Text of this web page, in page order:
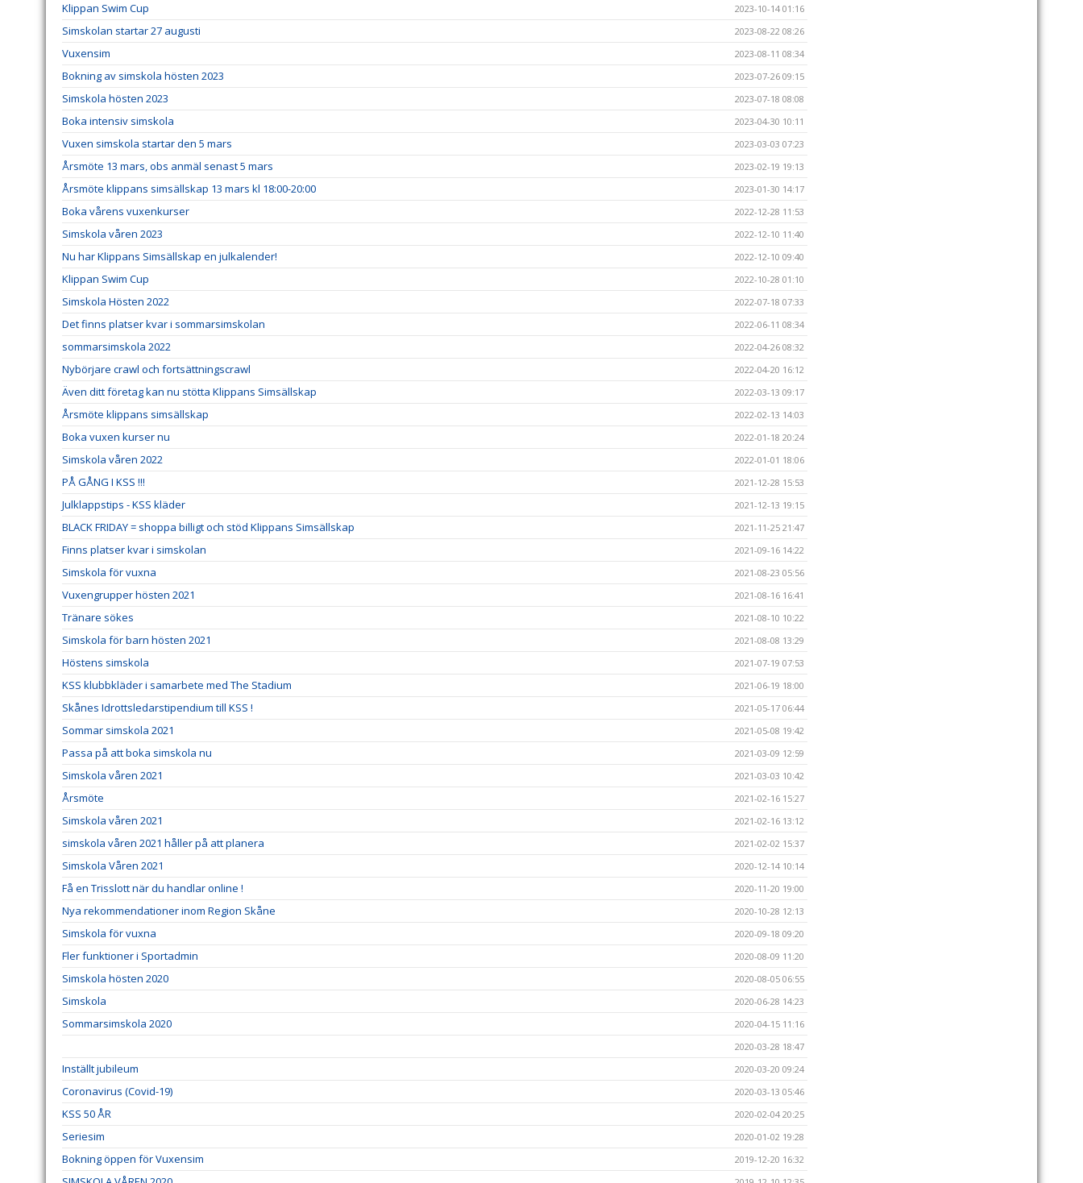
Klippan Swim Cup 2023-10-14 01:16
Simskolan startar 27 augusti 2023-08-22 08:26
Vuxensim 2023-08-11 08:34
Bokning av simskola hösten 2023 2023-07-26 09:15
Simskola hösten 2023 2023-07-18 08:08
Boka intensiv simskola 2023-04-30 10:11
Vuxen simskola startar den 5 mars 2023-03-03 07:23
Årsmöte 13 mars, obs anmäl senast 5 mars 2023-02-19 19:13
Årsmöte klippans simsällskap 13 mars kl 18:00-20:00 2023-01-30 14:17
Boka vårens vuxenkurser 2022-12-28 11:53
Simskola våren 2023 2022-12-10 11:40
Nu har Klippans Simsällskap en julkalender! 2022-12-10 09:40
Klippan Swim Cup 2022-10-28 01:10
Simskola Hösten 2022 2022-07-18 07:33
Det finns platser kvar i sommarsimskolan 2022-06-11 08:34
sommarsimskola 2022 2022-04-26 08:32
Nybörjare crawl och fortsättningscrawl 2022-04-20 16:12
Även ditt företag kan nu stötta Klippans Simsällskap 2022-03-13 09:17
Årsmöte klippans simsällskap 2022-02-13 14:03
Boka vuxen kurser nu 2022-01-18 20:24
Simskola våren 2022 2022-01-01 18:06
PÅ GÅNG I KSS !!! 2021-12-28 15:53
Julklappstips - KSS kläder 2021-12-13 19:15
BLACK FRIDAY = shoppa billigt och stöd Klippans Simsällskap 2021-11-25 21:47
Finns platser kvar i simskolan 2021-09-16 14:22
Simskola för vuxna 2021-08-23 05:56
Vuxengrupper hösten 2021 2021-08-16 16:41
Tränare sökes 2021-08-10 10:22
Simskola för barn hösten 2021 2021-08-08 13:29
Höstens simskola 2021-07-19 07:53
KSS klubbkläder i samarbete med The Stadium 2021-06-19 18:00
Skånes Idrottsledarstipendium till KSS ! 2021-05-17 06:44
Sommar simskola 2021 2021-05-08 19:42
Passa på att boka simskola nu 2021-03-09 12:59
Simskola våren 2021 2021-03-03 10:42
Årsmöte 2021-02-16 15:27
Simskola våren 2021 2021-02-16 13:12
simskola våren 2021 håller på att planera 2021-02-02 15:37
Simskola Våren 2021 2020-12-14 10:14
Få en Trisslott när du handlar online ! 2020-11-20 19:00
Nya rekommendationer inom Region Skåne 2020-10-28 12:13
Simskola för vuxna 2020-09-18 09:20
Fler funktioner i Sportadmin 2020-08-09 11:20
Simskola hösten 2020 2020-08-05 06:55
Simskola 2020-06-28 14:23
Sommarsimskola 2020
2020-04-15 11:16
2020-03-28 18:47
Inställt jubileum 2020-03-20 09:24
Coronavirus (Covid-19) 2020-03-13 05:46
KSS 50 ÅR 2020-02-04 20:25
Seriesim 2020-01-02 19:28
Bokning öppen för Vuxensim 2019-12-20 16:32